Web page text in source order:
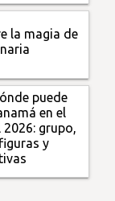
la magia de
puede
en el
grupo,
y